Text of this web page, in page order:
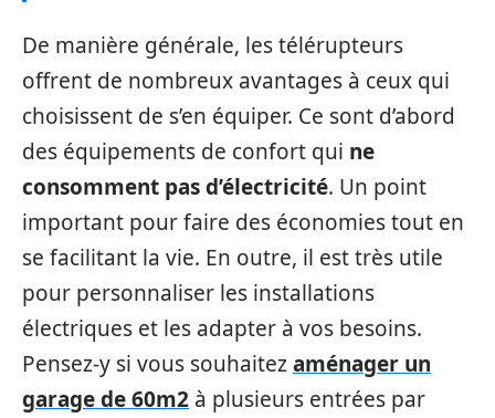
De manière générale, les télérupteurs
offrent de nombreux avantages à ceux qui
choisissent de s’en équiper. Ce sont d’abord
des équipements de confort qui ne
consomment pas d’électricité. Un point
important pour faire des économies tout en
se facilitant la vie. En outre, il est très utile
pour personnaliser les installations
électriques et les adapter à vos besoins.
Pensez-y si vous souhaitezaménager un
garage de 60m2 à plusieurs entrées par